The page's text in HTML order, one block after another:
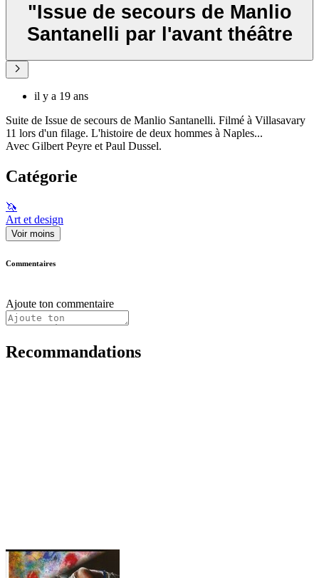
"Issue de secours de Manlio
Santanelli par l'avant théâtre
il y a 19 ans
Suite de Issue de secours de Manlio Santanelli. Filmé à Villasavary
11 lors d'un filage. L'histoire de deux hommes à Naples...
Avec Gilbert Peyre et Paul Dussel.
Catégorie
🦄
Art et design
Voir moins
Commentaires
Ajoute ton commentaire
Recommandations